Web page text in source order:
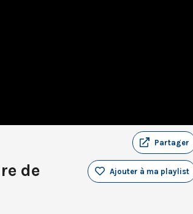
de
Partager
Ajouter à ma playlist